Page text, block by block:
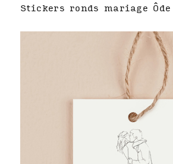
Stickers ronds mariage Ôde